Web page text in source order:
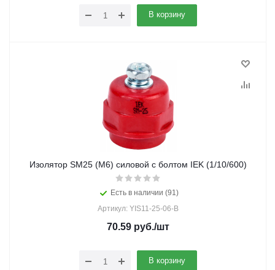
В корзину
Изолятор SM25 (М6) силовой с болтом IEK (1/10/600)
Есть в наличии (91)
Артикул: YIS11-25-06-B
70.59 руб./шт
В корзину